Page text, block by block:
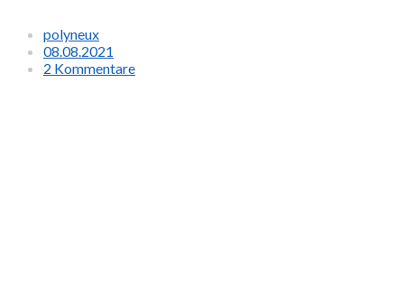
polyneux
08.08.2021
2 Kommentare